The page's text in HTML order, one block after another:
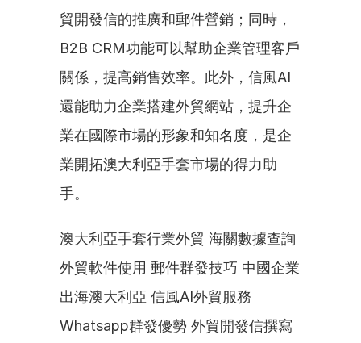
貿開發信的推廣和郵件營銷；同時，
B2B CRM功能可以幫助企業管理客戶
關係，提高銷售效率。此外，信風AI
還能助力企業搭建外貿網站，提升企
業在國際市場的形象和知名度，是企
業開拓澳大利亞手套市場的得力助
手。
澳大利亞手套行業外貿 海關數據查詢
外貿軟件使用 郵件群發技巧 中國企業
出海澳大利亞 信風AI外貿服務
Whatsapp群發優勢 外貿開發信撰寫